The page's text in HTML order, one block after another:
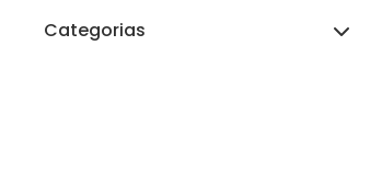
Categorias